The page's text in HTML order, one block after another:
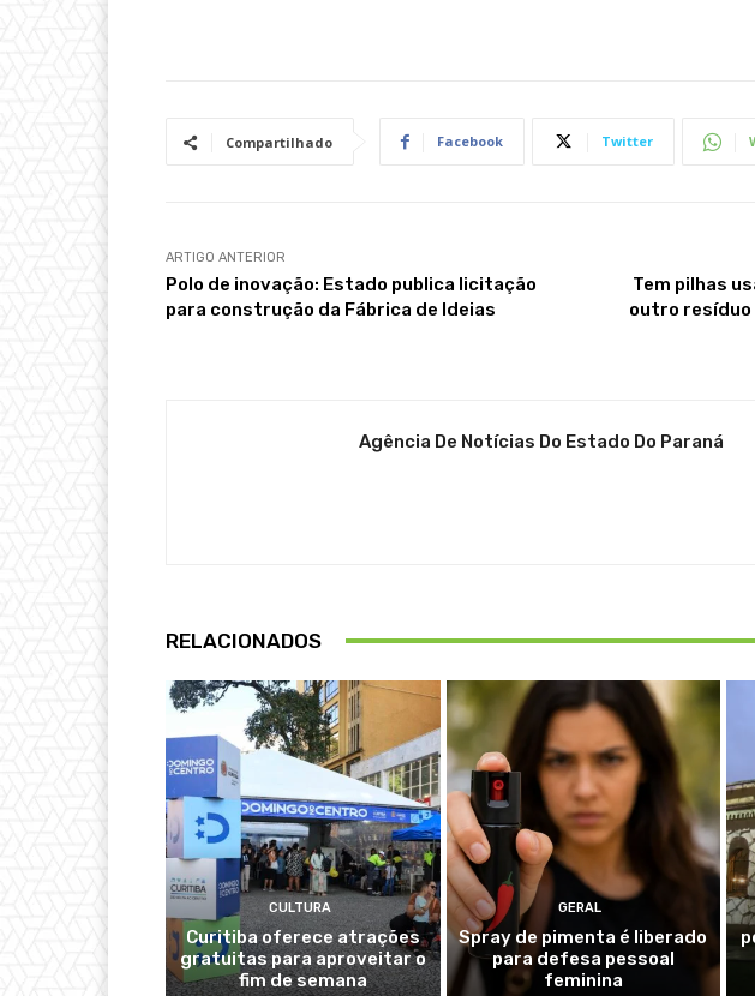
Compartilhado Facebook Twitter
ARTIGO ANTERIOR
Polo de inovação: Estado publica licitação
para construção da Fábrica de Ideias
Tem pilhas
outro resíduo
Agência De Notícias Do Estado Do Paraná
RELACIONADOS
CULTURA
Curitiba oferece atrações
gratuitas para aproveitar o
fim de semana
GERAL
Spray de pimenta é liberado
para defesa pessoal
feminina